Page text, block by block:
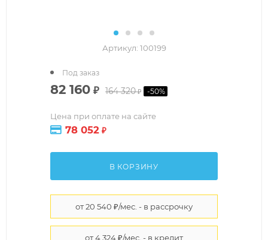
Артикул: 100199
82 160 ₽ 164 320₽ -50%
Цена при оплате на сайте
78 052 ₽
Под заказ
В КОРЗИНУ